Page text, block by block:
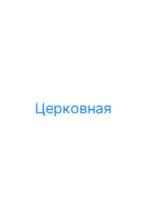
Церковная